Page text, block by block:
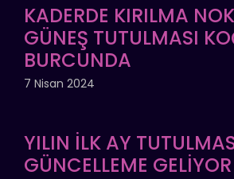
KADERDE KIRILMA
GÜNEŞ TUTULMASI
BURCUNDA
7 Nisan 2024
YILIN İLK AY
GÜNCELLEME GELİYOR